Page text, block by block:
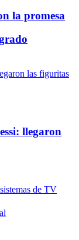
la promesa
llegaron